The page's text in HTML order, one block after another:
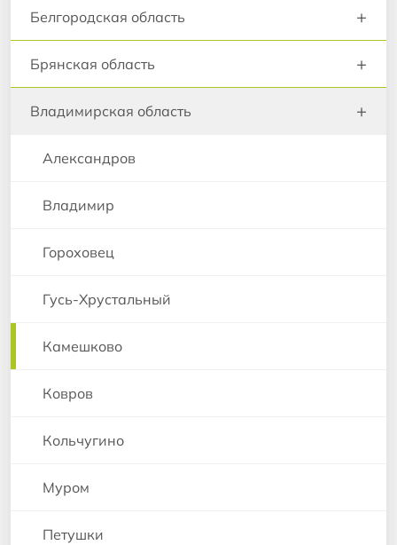
Белгородская область +
Брянская область +
Владимирская область +
Александров
Владимир
Гороховец
Гусь-Хрустальный
Камешково
Ковров
Кольчугино
Муром
Петушки